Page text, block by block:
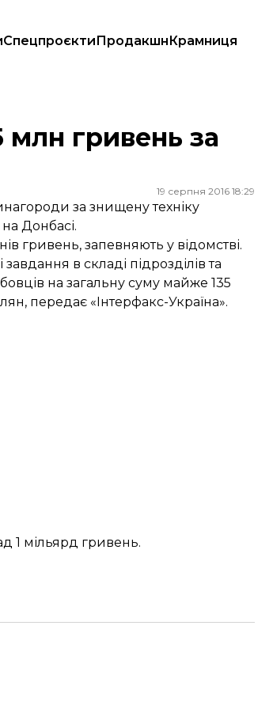
СпецпроєктиПродакшнКрамниця
млн гривень за
19 серпня 2016 18:29
за знищену техніку
Донбасі.
гривень, запевняють у відомстві.
в складі підрозділів та
на загальну суму майже 135
передає «Інтерфакс-Україна».
1 мільярд гривень.